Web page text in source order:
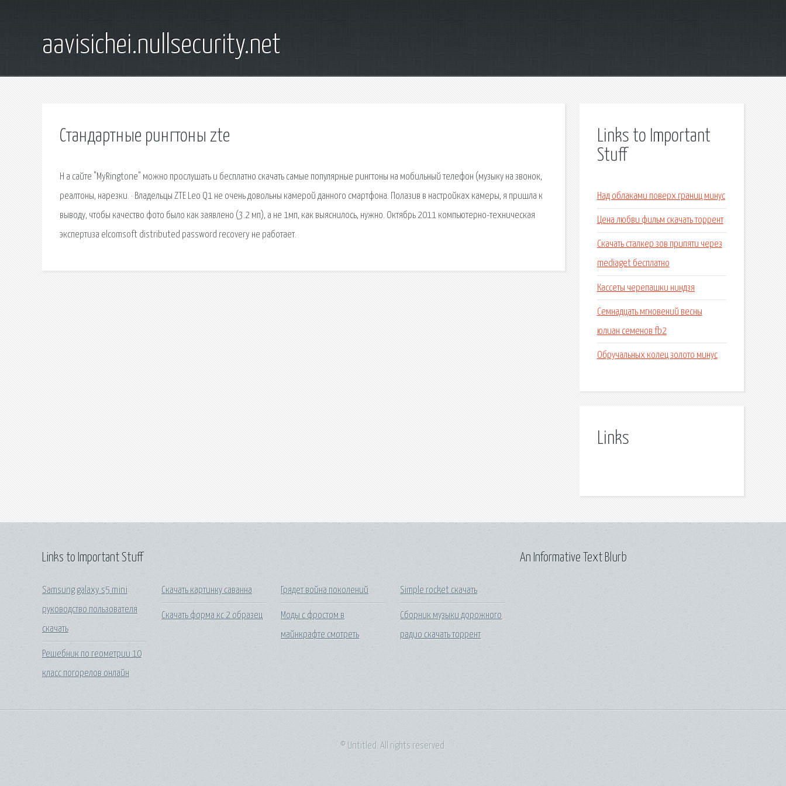
aavisichei.nullsecurity.net
Стандартные рингтоны zte
Н а сайте "MyRingtone" можно прослушать и бесплатно скачать самые популярные рингтоны на мобильный телефон (музыку на звонок,
реалтоны, нарезки. · Владельцы ZTE Leo Q1 не очень довольны камерой данного смартфона. Полазив в настройках камеры, я пришла к
выводу, чтобы качество фото было как заявлено (3.2 мп), а не 1мп, как выяснилось, нужно. Октябрь 2011 компьютерно-техническая
экспертиза elcomsoft distributed password recovery не работает.
Links to Important
Stuff
Над облаками поверх границ минус
Цена любви фильм скачать торрент
Скачать сталкер зов припяти через
mediaget бесплатно
Кассеты черепашки ниндзя
Семнадцать мгновений весны
юлиан семенов fb2
Обручальных колец золото минус
Links
Links to Important Stuff
Samsung galaxy s5 mini
руководство пользователя
скачать
Решебник по геометрии 10
класс погорелов онлайн
Скачать картинку саванна
Скачать форма кс 2 образец
Грядет война поколений
Моды с фростом в
майнкрафте смотреть
Simple rocket скачать
Сборник музыки дорожного
радио скачать торрент
An Informative Text Blurb
© Untitled. All rights reserved.